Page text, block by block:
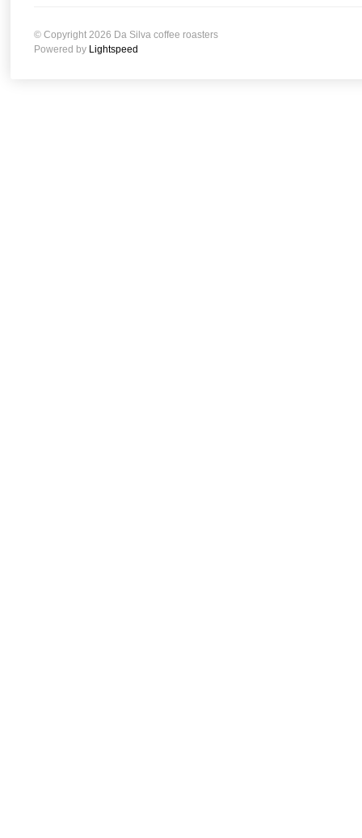
© Copyright 2026 Da Silva coffee roasters
Powered by Lightspeed